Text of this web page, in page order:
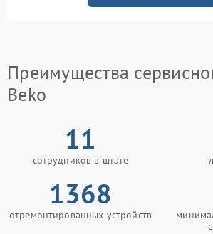
Преимущества
Beko
11
сотрудников в штате
1368
отремонтированных устройств